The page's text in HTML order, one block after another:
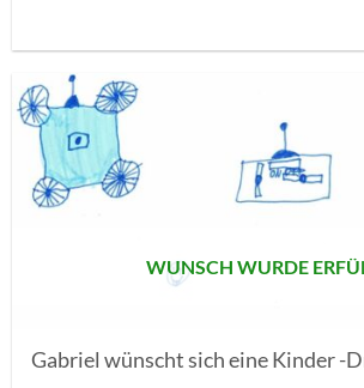
WUNSCH WURDE
Gabriel wünscht sich eine Kinder -